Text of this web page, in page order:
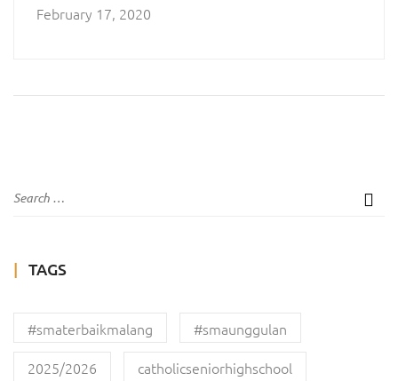
February 17, 2020
TAGS
#smaterbaikmalang
#smaunggulan
2025/2026
catholicseniorhighschool